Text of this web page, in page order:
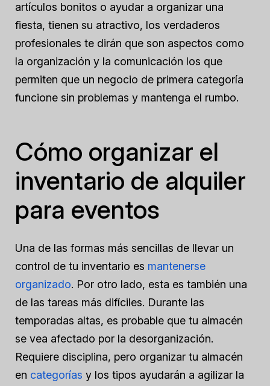
artículos bonitos o ayudar a organizar una
fiesta, tienen su atractivo, los verdaderos
profesionales te dirán que son aspectos como
la organización y la comunicación los que
permiten que un negocio de primera categoría
funcione sin problemas y mantenga el rumbo.
Cómo organizar el
inventario de alquiler
para eventos
Una de las formas más sencillas de llevar un
control de tu inventario es mantenerse
organizado. Por otro lado, esta es también una
de las tareas más difíciles. Durante las
temporadas altas, es probable que tu almacén
se vea afectado por la desorganización.
Requiere disciplina, pero organizar tu almacén
en categorías y los tipos ayudarán a agilizar la